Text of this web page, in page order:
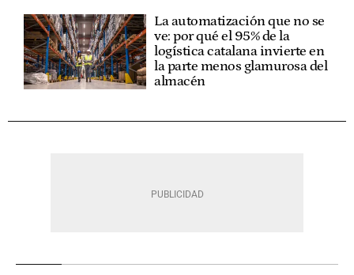
La automatización que no se
ve: por qué el 95% de la
logística catalana invierte en
la parte menos glamurosa del
almacén